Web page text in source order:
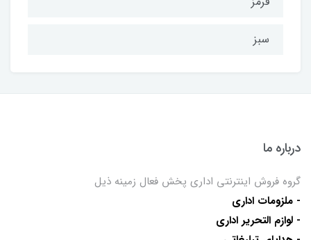
سبز
درباره ما
گروه فروش اینترنتی اداری پخش فعال زمینه ذیل
- ملزومات اداری
- لوازم التحریر اداری